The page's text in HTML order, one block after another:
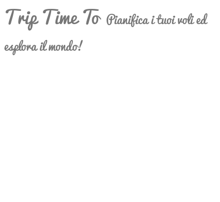
Trip Time To Pianifica i tuoi voli ed
esplora il mondo!